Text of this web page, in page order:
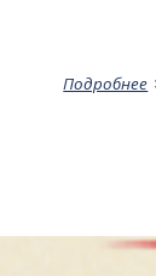
Подробнее